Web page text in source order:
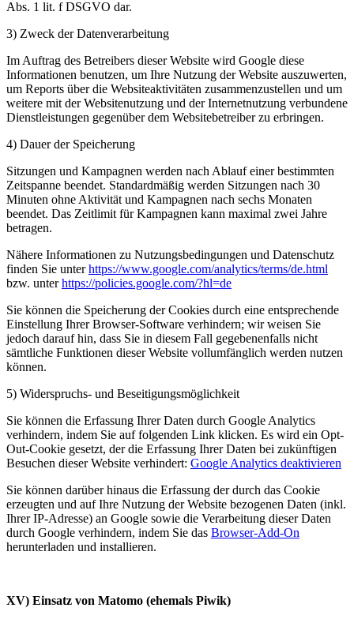
Abs. 1 lit. f DSGVO dar.
3) Zweck der Datenverarbeitung
Im Auftrag des Betreibers dieser Website wird Google diese
Informationen benutzen, um Ihre Nutzung der Website auszuwerten,
um Reports über die Websiteaktivitäten zusammenzustellen und um
weitere mit der Websitenutzung und der Internetnutzung verbundene
Dienstleistungen gegenüber dem Websitebetreiber zu erbringen.
4) Dauer der Speicherung
Sitzungen und Kampagnen werden nach Ablauf einer bestimmten
Zeitspanne beendet. Standardmäßig werden Sitzungen nach 30
Minuten ohne Aktivität und Kampagnen nach sechs Monaten
beendet. Das Zeitlimit für Kampagnen kann maximal zwei Jahre
betragen.
Nähere Informationen zu Nutzungsbedingungen und Datenschutz
finden Sie unterhttps://www.google.com/analytics/terms/de.html
bzw. unterhttps://policies.google.com/?hl=de
Sie können die Speicherung der Cookies durch eine entsprechende
Einstellung Ihrer Browser-Software verhindern; wir weisen Sie
jedoch darauf hin, dass Sie in diesem Fall gegebenenfalls nicht
sämtliche Funktionen dieser Website vollumfänglich werden nutzen
können.
5) Widerspruchs- und Beseitigungsmöglichkeit
Sie können die Erfassung Ihrer Daten durch Google Analytics
verhindern, indem Sie auf folgenden Link klicken. Es wird ein Opt-
Out-Cookie gesetzt, der die Erfassung Ihrer Daten bei zukünftigen
Besuchen dieser Website verhindert: Google Analytics deaktivieren
Sie können darüber hinaus die Erfassung der durch das Cookie
erzeugten und auf Ihre Nutzung der Website bezogenen Daten (inkl.
Ihrer IP-Adresse) an Google sowie die Verarbeitung dieser Daten
durch Google verhindern, indem Sie das Browser-Add-On
herunterladen und installieren.
XV) Einsatz von Matomo (ehemals Piwik)